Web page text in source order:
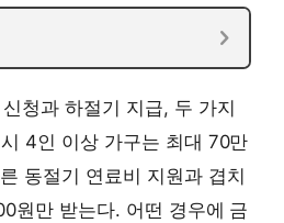
청과 하절기 지급, 두 가지
4인 이상 가구는 최대 70만
동절기 연료비 지원과 겹치
원만 받는다. 어떤 경우에 금